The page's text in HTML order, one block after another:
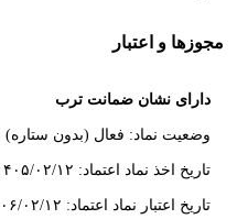
مجوزها و اعتبار
دارای نشان ضمانت ترب
وضعیت نماد: فعال (بدون ستاره)
تاریخ اخذ نماد اعتماد: ۱۴۰۵/۰۲/۱۲
تاریخ اعتبار نماد اعتماد: ۱۴۰۶/۰۲/۱۲